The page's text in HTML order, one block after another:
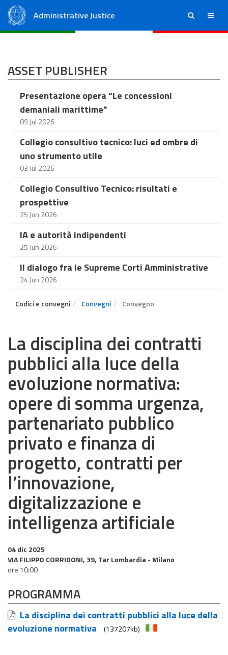
Administrative Justice ricerca menu
ASSET PUBLISHER
Presentazione opera “Le concessioni
demaniali marittime"
09 Jul 2026
Collegio consultivo tecnico: luci ed ombre di
uno strumento utile
03 Jul 2026
Collegio Consultivo Tecnico: risultati e
prospettive
25 Jun 2026
IA e autorità indipendenti
25 Jun 2026
Il dialogo fra le Supreme Corti Amministrative
24 Jun 2026
Codici e convegni Convegni Convegno
La disciplina dei contratti
pubblici alla luce della
evoluzione normativa:
opere di somma urgenza,
partenariato pubblico
privato e finanza di
progetto, contratti per
l’innovazione,
digitalizzazione e
intelligenza artificiale
04 dic 2025
VIA FILIPPO CORRIDONI, 39, Tar Lombardia - Milano
ore 10:00
PROGRAMMA
La disciplina dei contratti pubblici alla luce della
evoluzione normativa
(137207kb)